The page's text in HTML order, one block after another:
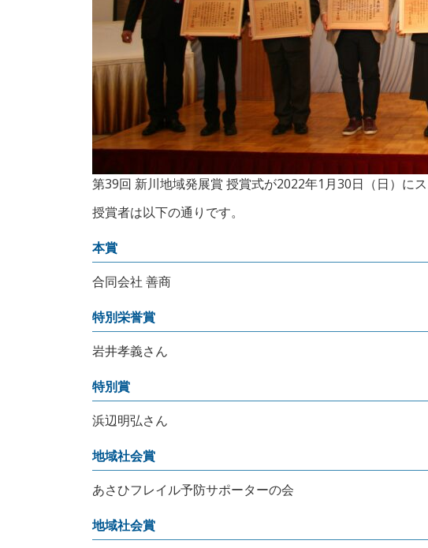
第39回 新川地域発展賞 授賞式が2022年1月30日（日）に
授賞者は以下の通りです。
本賞
合同会社 善商
特別栄誉賞
岩井孝義さん
特別賞
浜辺明弘さん
地域社会賞
あさひフレイル予防サポーターの会
地域社会賞